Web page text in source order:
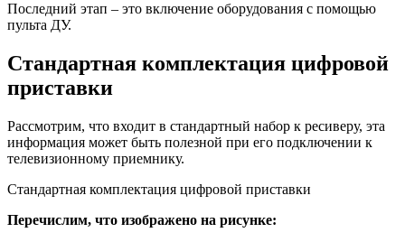
Последний этап – это включение оборудования с помощью
пульта ДУ.
Стандартная комплектация цифровой
приставки
Рассмотрим, что входит в стандартный набор к ресиверу, эта
информация может быть полезной при его подключении к
телевизионному приемнику.
Стандартная комплектация цифровой приставки
Перечислим, что изображено на рисунке: